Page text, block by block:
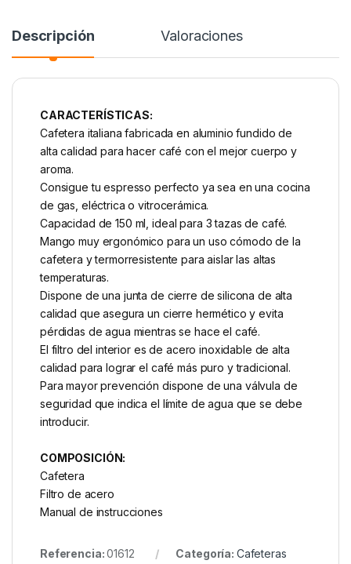
Descripción Valoraciones
CARACTERÍSTICAS:
Cafetera italiana fabricada en aluminio fundido de
alta calidad para hacer café con el mejor cuerpo y
aroma.
Consigue tu espresso perfecto ya sea en una cocina
de gas, eléctrica o vitrocerámica.
Capacidad de 150 ml, ideal para 3 tazas de café.
Mango muy ergonómico para un uso cómodo de la
cafetera y termorresistente para aislar las altas
temperaturas.
Dispone de una junta de cierre de silicona de alta
calidad que asegura un cierre hermético y evita
pérdidas de agua mientras se hace el café.
El filtro del interior es de acero inoxidable de alta
calidad para lograr el café más puro y tradicional.
Para mayor prevención dispone de una válvula de
seguridad que indica el límite de agua que se debe
introducir.
COMPOSICIÓN:
Cafetera
Filtro de acero
Manual de instrucciones
Referencia:01612 Categoría: Cafeteras